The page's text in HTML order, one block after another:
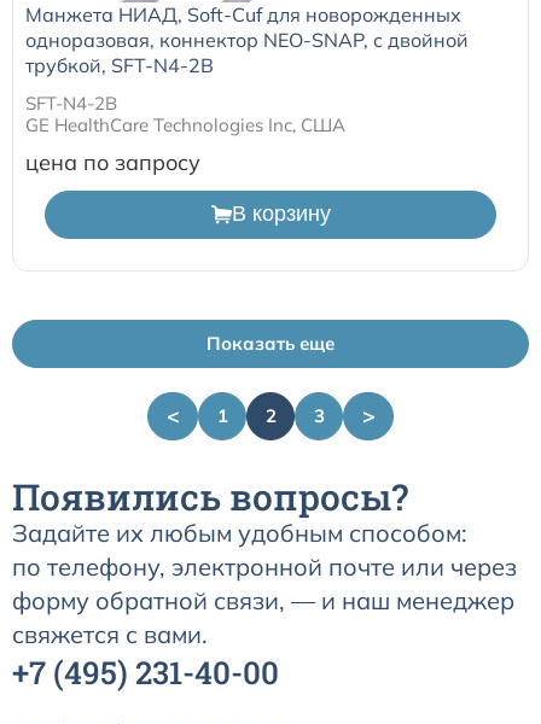
Манжета НИАД, Soft-Cuf для новорожденных
одноразовая, коннектор NEO-SNAP, с двойной
трубкой, SFT-N4-2B
SFT-N4-2B
GE HealthCare Technologies Inc, США
цена по запросу
В корзину
Показать еще
< 1 2 3 >
Появились вопросы?
Задайте их любым удобным способом:
по телефону, электронной почте или через
форму обратной связи, — и наш менеджер
свяжется с вами.
+7 (495) 231-40-00